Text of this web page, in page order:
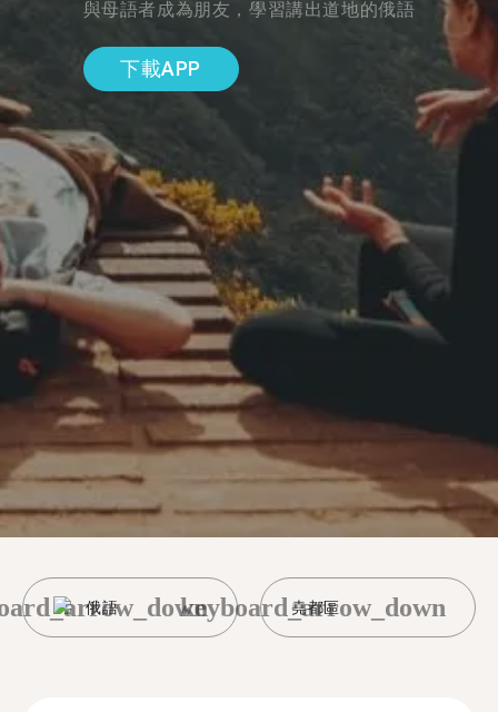
與母語者成為朋友，學習講出道地的俄語
下載APP
俄語 堯都區
keyboard_arrow_down